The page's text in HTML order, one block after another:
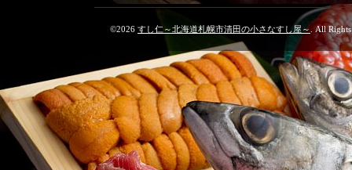
©2026 すし仁～北海道札幌市清田の小さなすし屋～ . All